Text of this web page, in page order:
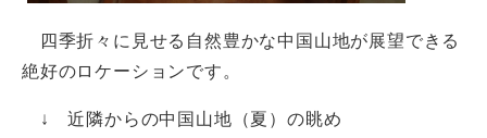
四季折々に見せる自然豊かな中国山地が展望できる
絶好のロケーションです。
↓ 近隣からの中国山地（夏）の眺め